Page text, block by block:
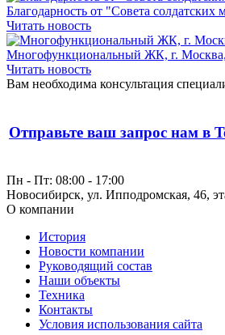
Благодарность от "Совета
Читать новость
Многофункциональный ЖК, г. Москва,
Читать новость
Вам необходима консультация
Отправьте ваш запрос нам в
Пн - Пт: 08:00 - 17:00
Новосибирск, ул. Ипподромская, 46,
О компании
История
Новости компании
Руководящий состав
Наши объекты
Техника
Контакты
Условия использования сайта